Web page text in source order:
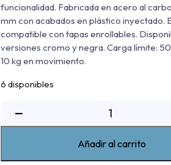
funcionalidad. Fabricada en acero al
mm con acabados en plástico inyectado.
compatible con tapas enrollables.
versiones cromo y negra. Carga límite:
10 kg en movimiento.
6 disponibles
−
Añadir al carrito